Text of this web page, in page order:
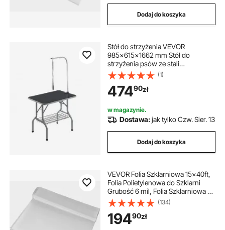
Dodaj do koszyka
Stół do strzyżenia VEVOR
985x615x1662 mm Stół do
strzyżenia psów ze stali
nierdzewnej Stół do strzyżenia
psów o udźwigu 150 kg Stół
fryzjerski Stół do strzyżenia psów
Składany stół do strzyżenia
zwierząt domowych 914,4x609,6
mm Idealny do kąpieli, przycinania,
suszenia, szczotkowania
(1)
47490zł
w magazynie.
Dostawa:jak tylko Czw. Sier. 13
Dodaj do koszyka
VEVOR Folia Szklarniowa 15x40ft,
Folia Polietylenowa do Szklarni
Grubość 6 mil, Folia Szklarniowa do
Szklarni Przezroczysta Folia z
Tworzywa Sztucznego Odporna na
Promieniowanie UV Folia
Polietylenowa
(134)
19490zł